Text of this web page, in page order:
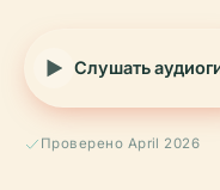
Слушать
Проверено April 2026